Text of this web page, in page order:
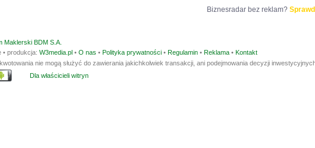
Biznesradar bez reklam?
Maklerski BDM S.A.
produkcja: W3media.pl • O nas • Polityka prywatności • Regulamin • Reklama • Kontakt
kwotowania nie mogą służyć do zawierania jakichkolwiek transakcji, ani podejmowania decyzji
Dla właścicieli witryn